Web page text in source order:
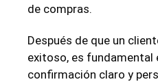
de compras.
Después de que un
exitoso, es fundamental
confirmación claro y